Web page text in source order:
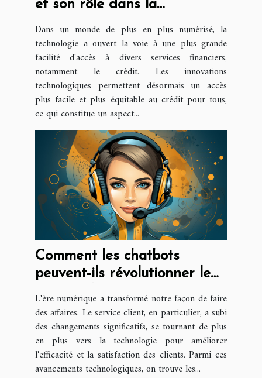
et son rôle dans la
démocratisation de l'accès au
crédit
Dans un monde de plus en plus numérisé, la
technologie a ouvert la voie à une plus grande
facilité d'accès à divers services financiers,
notamment le crédit. Les innovations
technologiques permettent désormais un accès
plus facile et plus équitable au crédit pour tous,
ce qui constitue un aspect...
Comment les chatbots
peuvent-ils révolutionner le
L'ère numérique a transformé notre façon de faire
des affaires. Le service client, en particulier, a subi
des changements significatifs, se tournant de plus
en plus vers la technologie pour améliorer
l'efficacité et la satisfaction des clients. Parmi ces
avancements technologiques, on trouve les...